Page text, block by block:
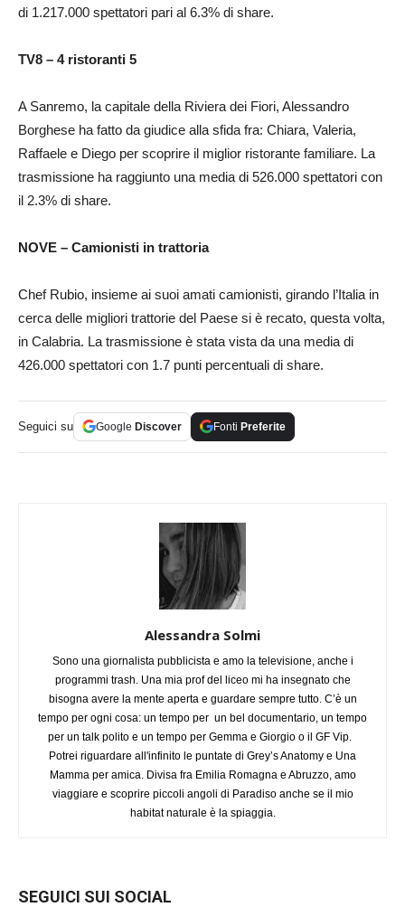
di 1.217.000 spettatori pari al 6.3% di share.
TV8 – 4 ristoranti 5
A Sanremo, la capitale della Riviera dei Fiori, Alessandro
Borghese ha fatto da giudice alla sfida fra: Chiara, Valeria,
Raffaele e Diego per scoprire il miglior ristorante familiare. La
trasmissione ha raggiunto una media di 526.000 spettatori con
il 2.3% di share.
NOVE – Camionisti in trattoria
Chef Rubio, insieme ai suoi amati camionisti, girando l’Italia in
cerca delle migliori trattorie del Paese si è recato, questa volta,
in Calabria. La trasmissione è stata vista da una media di
426.000 spettatori con 1.7 punti percentuali di share.
Seguici su Google Discover Fonti Preferite
Alessandra Solmi
Sono una giornalista pubblicista e amo la televisione, anche i
programmi trash. Una mia prof del liceo mi ha insegnato che
bisogna avere la mente aperta e guardare sempre tutto. C’è un
tempo per ogni cosa: un tempo per un bel documentario, un tempo
per un talk polito e un tempo per Gemma e Giorgio o il GF Vip.
Potrei riguardare all'infinito le puntate di Grey’s Anatomy e Una
Mamma per amica. Divisa fra Emilia Romagna e Abruzzo, amo
viaggiare e scoprire piccoli angoli di Paradiso anche se il mio
habitat naturale è la spiaggia.
SEGUICI SUI SOCIAL